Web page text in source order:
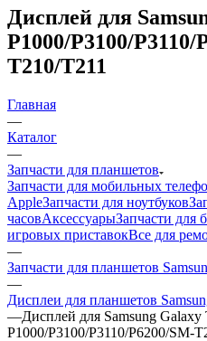
Дисплей для
P1000/P3100/P3110/
T210/T211
Главная
—
Каталог
—
Запчасти для планшетов
Запчасти для мобильных
AppleЗапчасти для ноутбуков
часовАксессуарыЗапчасти для
игровых приставокВсе для
—
Запчасти для планшетов
—
Дисплеи для планшетов
—Дисплей для Samsung Galaxy
P1000/P3100/P3110/P6200/SM-